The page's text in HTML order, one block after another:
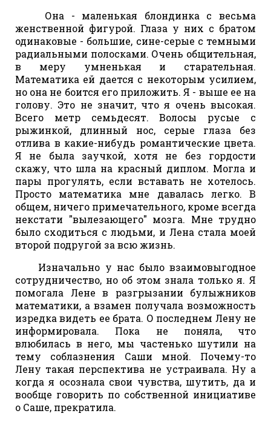
Она - маленькая блондинка с весьма
женственной фигурой. Глаза у них с братом
одинаковые - большие, сине-серые с темными
радиальными полосками. Очень общительная,
в меру умненькая и старательная.
Математика ей дается с некоторым усилием,
но она не боится его приложить. Я - выше ее на
голову. Это не значит, что я очень высокая.
Всего метр семьдесят. Волосы русые с
рыжинкой, длинный нос, серые глаза без
отлива в какие-нибудь романтические цвета.
Я не была заучкой, хотя не без гордости
скажу, что шла на красный диплом. Могла и
пары прогулять, если вставать не хотелось.
Просто математика мне давалась легко. В
общем, ничего примечательного, кроме всегда
некстати "вылезающего" мозга. Мне трудно
было сходиться с людьми, и Лена стала моей
второй подругой за всю жизнь.
Изначально у нас было взаимовыгодное
сотрудничество, но об этом знала только я. Я
помогала Лене в разгрызании булыжников
математики, а взамен получала возможность
изредка видеть ее брата. О последнем Лену не
информировала. Пока не поняла, что
влюбилась в него, мы частенько шутили на
тему соблазнения Саши мной. Почему-то
Лену такая перспектива не устраивала. Ну а
когда я осознала свои чувства, шутить, да и
вообще говорить по собственной инициативе
о Саше, прекратила.